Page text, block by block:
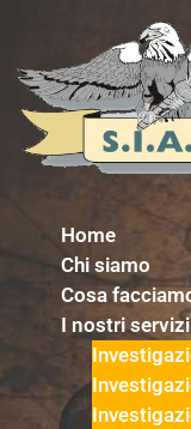
contenuto
Home
Chi siamo
Cosa
I nostri servizi